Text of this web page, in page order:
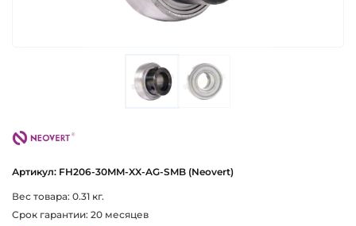
Артикул: FH206-30MM-XX-AG-SMB (Neovert)
Вес товара: 0.31 кг.
Срок гарантии: 20 месяцев